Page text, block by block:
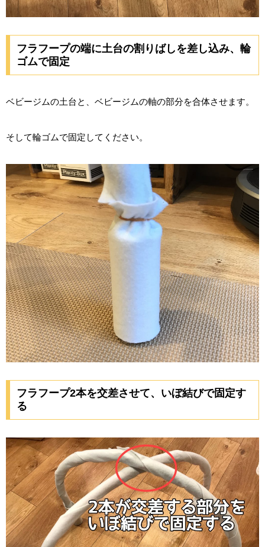
フラフープの端に土台の割りばしを差し込み、輪
ゴムで固定
ベビージムの土台と、ベビージムの軸の部分を合体させます。
そして輪ゴムで固定してください。
フラフープ2本を交差させて、いぼ結びで固定す
る